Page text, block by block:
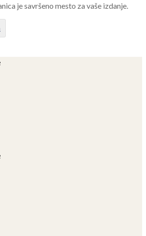
je savršeno mesto za vaše izdanje.